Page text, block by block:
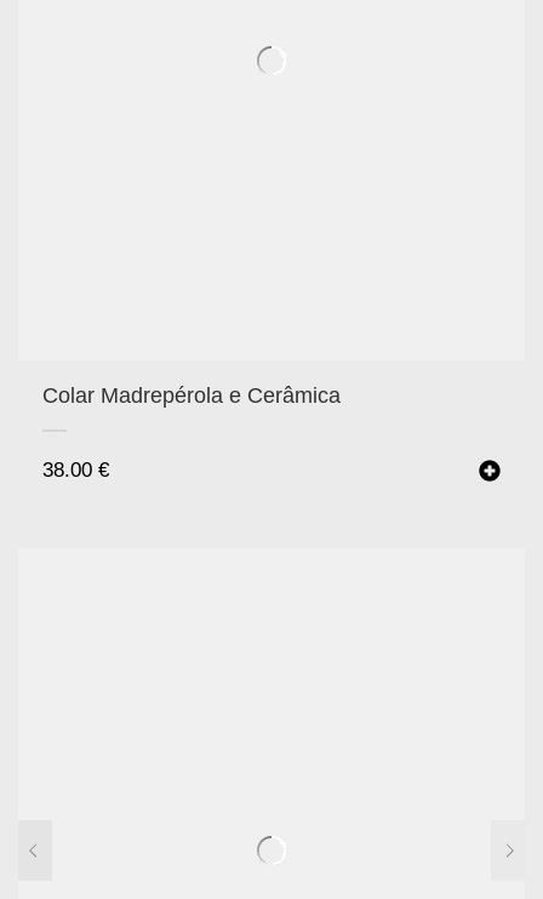
Colar Madrepérola e Cerâmica
38.00 €